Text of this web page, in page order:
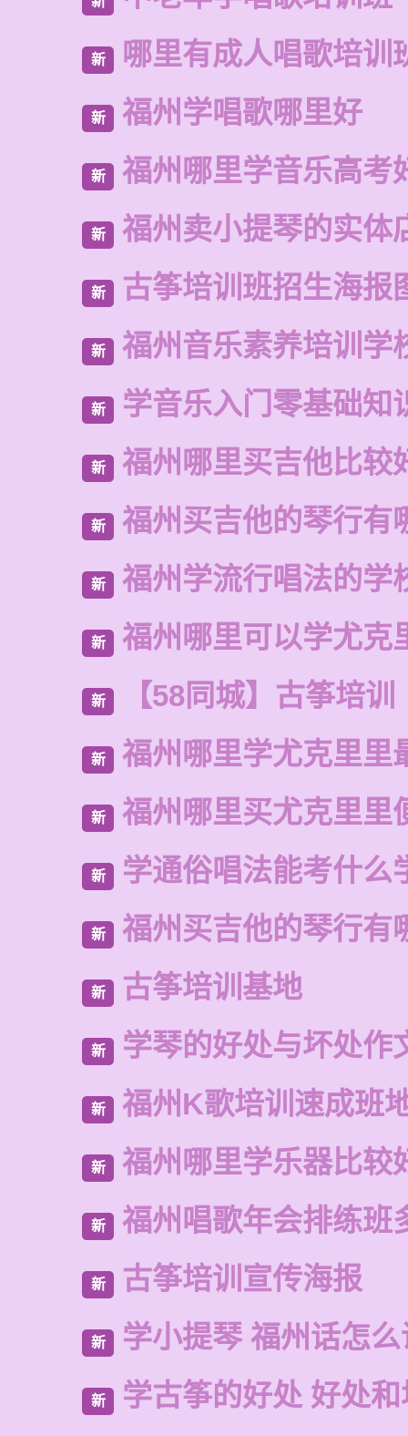
新 哪里有成人唱歌培训
新 福州学唱歌哪里好
新 福州哪里学音乐高考
新 福州卖小提琴的实体
新 古筝培训班招生海报
新 福州音乐素养培训学
新 学音乐入门零基础知
新 福州哪里买吉他比较
新 福州买吉他的琴行有
新 福州学流行唱法的学
新 福州哪里可以学尤克
新 【58同城】古筝培训
新 福州哪里学尤克里里
新 福州哪里买尤克里里
新 学通俗唱法能考什么
新 福州买吉他的琴行有
新 古筝培训基地
新 学琴的好处与坏处作
新 福州K歌培训速成班
新 福州哪里学乐器比较
新 福州唱歌年会排练班
新 古筝培训宣传海报
新 学小提琴 福州话怎
新 学古筝的好处 好处